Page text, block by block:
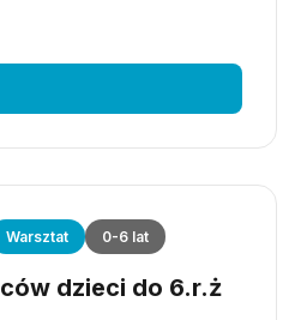
Warsztat 0-6 lat
dzieci do 6.r.ż